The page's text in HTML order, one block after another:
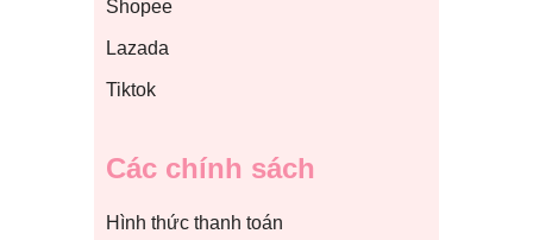
Shopee
Lazada
Tiktok
Các chính sách
Hình thức thanh toán